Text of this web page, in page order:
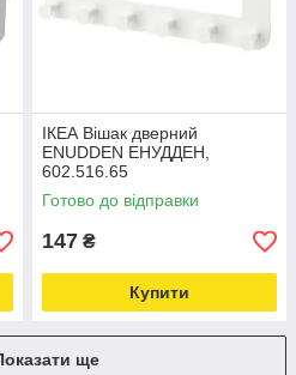
ІКЕА Вішак дверний
ENUDDEN ЕНУДДЕН,
602.516.65
Готово до відправки
147 ₴
Купити
ще